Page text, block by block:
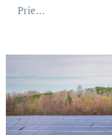
Prie…